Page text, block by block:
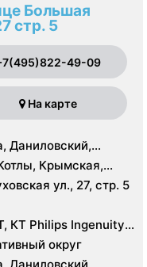
Большая
стр. 5
49-09
На карте
Даниловский,
Крымская,
Октябрьская,
Третьяковская,
ул., 27, стр. 5
GE Vivid 3 Pro
округ
Даниловский,